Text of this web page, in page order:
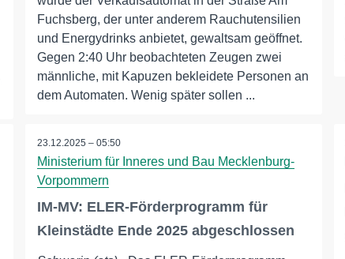
Fuchsberg, der unter anderem Rauchutensilien
und Energydrinks anbietet, gewaltsam geöffnet.
Gegen 2:40 Uhr beobachteten Zeugen zwei
männliche, mit Kapuzen bekleidete Personen an
dem Automaten. Wenig später sollen ...
23.12.2025 – 05:50
Ministerium für Inneres und Bau Mecklenburg-
Vorpommern
IM-MV: ELER-Förderprogramm für
Kleinstädte Ende 2025 abgeschlossen